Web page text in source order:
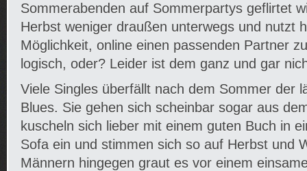
Sommerabenden auf Sommerpartys geflirtet
Herbst weniger draußen unterwegs und nutzt
Möglichkeit, online einen passenden Partner
logisch, oder? Leider ist dem ganz und gar
Viele Singles überfällt nach dem Sommer der
Blues. Sie gehen sich scheinbar sogar aus
kuscheln sich lieber mit einem guten Buch in
Sofa ein und stimmen sich so auf Herbst und
Männern hingegen graut es vor einem